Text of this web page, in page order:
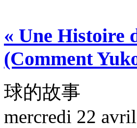
« Une Histoire
(Comment
球的故事
mercredi 22